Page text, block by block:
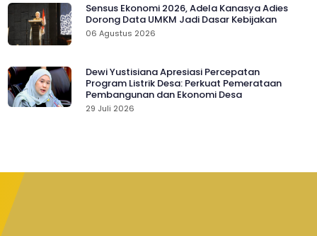
Sensus Ekonomi 2026, Adela Kanasya Adies
Dorong Data UMKM Jadi Dasar Kebijakan
06 Agustus 2026
Dewi Yustisiana Apresiasi Percepatan
Program Listrik Desa: Perkuat Pemerataan
Pembangunan dan Ekonomi Desa
29 Juli 2026